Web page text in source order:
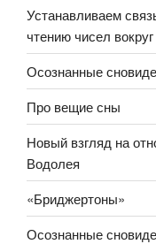
Устанавливаем
чтению чисел
Осознанные
Про вещие сны
Новый взгляд на
Водолея
«Бриджертоны»
Осознанные